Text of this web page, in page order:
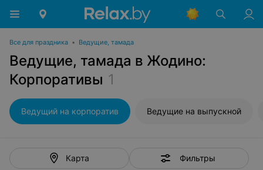
Все для праздника • Ведущие, тамада
Ведущие, тамада в Жодино:
Корпоративы 1
Ведущий на корпоратив Ведущие на выпускной
Карта Фильтры